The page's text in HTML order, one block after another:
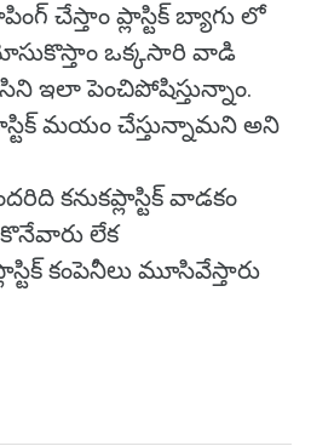
చేస్తాం ప్లాస్టిక్​ బ్యాగు లో
ఒక్కసారి వాడి
ఇలా పెంచిపోషిస్తున్నాం.
మయం చేస్తున్నామని అని
కనుకప్లాస్టిక్ వాడకం
లేక
కంపెనీలు మూసివేస్తారు